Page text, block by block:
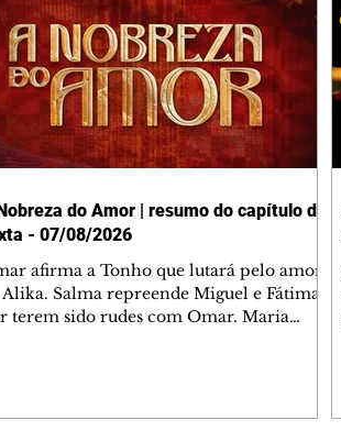
do Amor | resumo do capítulo de
- 07/08/2026
afirma a Tonho que lutará pelo amor
Alika. Salma repreende Miguel e Fátima
terem sido rudes com Omar. Maria